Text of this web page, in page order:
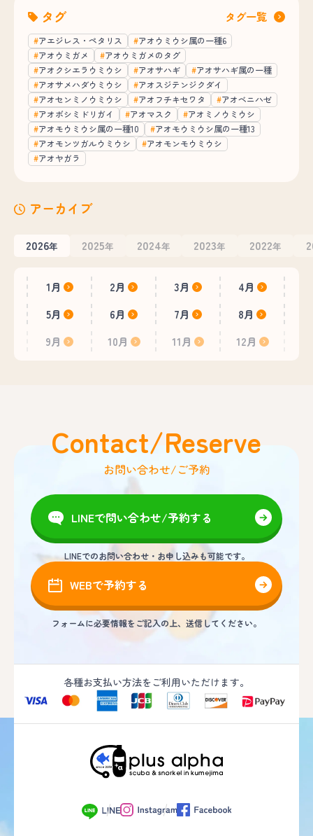
タグ タグ一覧
アエジレス・ペタリス
アオウミウシ属の一種6
アオウミガメ
アオウミガメのタグ
アオクシエラウミウシ
アオサハギ
アオサハギ属の一種
アオサメハダウミウシ
アオスジテンジクダイ
アオセンミノウミウシ
アオフチキセワタ
アオベニハゼ
アオボシミドリガイ
アオマスク
アオミノウミウシ
アオモウミウシ属の一種10
アオモウミウシ属の一種13
アオモンツガルウミウシ
アオモンモウミウシ
アオヤガラ
アーカイブ
2026年 2025年 2024年 2023年 2022年
1月 2月 3月
4月
5月
6月 7月
8月
9月
10月 11月 12月
Contact/Reserve
お問い合わせ/ご予約
LINEで問い合わせ/予約する
LINEでのお問い合わせ・お申し込みも可能です。
WEBで予約する
フォームに必要情報をご記入の上、送信してください。
各種お支払い方法をご利用いただけます。